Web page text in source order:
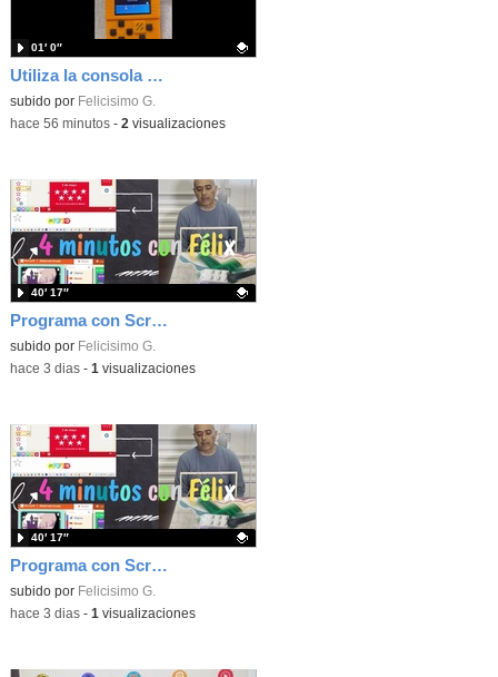
Utiliza la consola Meowbit de KIttenbot para jugar con tus programas MakeCode Arcade
Contenido educativo.
subido por Felicisimo G.
01′ 0″
-hace 56 minutos- 2 visualizaciones
Programa con Scratch, 8 diferentes juegos para vivir la emoción de los partidos de España en el mundial 2026
Contenido educativo.
subido por Felicisimo G.
40′ 17″
-hace 3 dias- 1 visualizaciones
Programa con Scratch juegos con los partidos del mundial 2026 ganados por España
Contenido educativo.
subido por Felicisimo G.
40′ 17″
-hace 3 dias- 1 visualizaciones